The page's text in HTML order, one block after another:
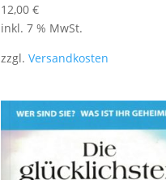
12,00€
inkl. 7 % MwSt.
zzgl.Versandkosten